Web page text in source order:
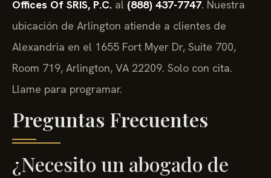
Offices Of SRIS, P.C. al (888) 437-7747. Nuestra
ubicación de Arlington atiende a clientes de
Alexandria en el 1655 Fort Myer Dr, Suite 700,
Room 719, Arlington, VA 22209. Solo con cita.
Llame para programar.
Preguntas Frecuentes
¿Necesito un abogado de